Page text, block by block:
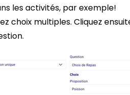
les activités, par exemple!
choix multiples. Cliquez